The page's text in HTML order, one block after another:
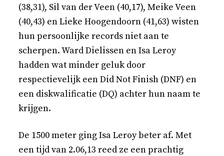
(38,31), Sil van der Veen (40,17), Meike Veen
(40,43) en Lieke Hoogendoorn (41,63) wisten
hun persoonlijke records niet aan te
scherpen. Ward Dielissen en Isa Leroy
hadden wat minder geluk door
respectievelijk een Did Not Finish (DNF) en
een diskwalificatie (DQ) achter hun naam te
krijgen.
De 1500 meter ging Isa Leroy beter af. Met
een tijd van 2.06,13 reed ze een prachtig